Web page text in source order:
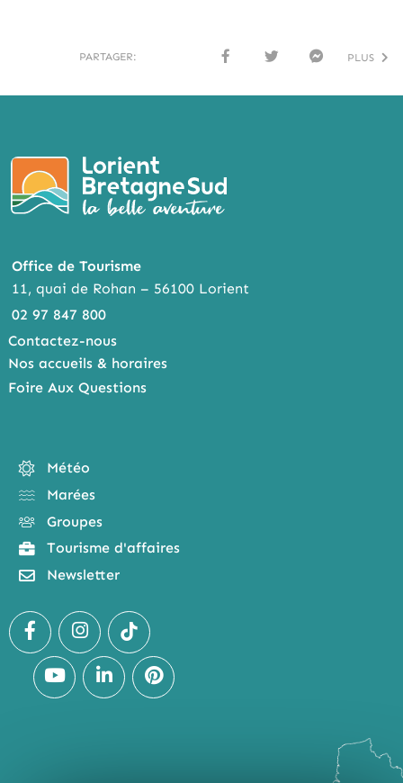
PARTAGER:
BOO
TTER
ENG
PLUS
Office de Tourisme
11, quai de Rohan – 56100 Lorient
02 97 847 800
Contactez-nous
Nos accueils & horaires
Foire Aux Questions
Météo
Marées
Groupes
Tourisme d'affaires
Newsletter